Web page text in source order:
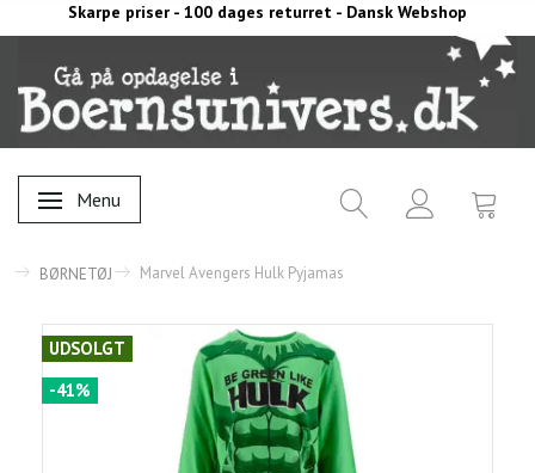
Skarpe priser - 100 dages returret - Dansk Webshop
Skifte navigation
Menu
BØRNETØJ Marvel Avengers Hulk Pyjamas
UDSOLGT
-41%